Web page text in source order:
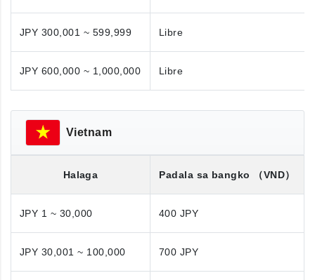
JPY 300,001 ~ 599,999 Libre
JPY 600,000 ~ 1,000,000 Libre
Vietnam
Halaga Padala sa bangko （VND）
JPY 1 ~ 30,000 400 JPY
JPY 30,001 ~ 100,000 700 JPY